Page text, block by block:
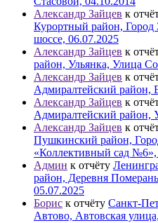
Александр Зайцев к
Курортный район, Город
шоссе, 06.07.2025
Александр Зайцев к
район, Ульянка, Улица
Александр Зайцев к
Адмиралтейский район,
Александр Зайцев к
Адмиралтейский район,
Александр Зайцев к
Пушкинский район,
«Коллективный сад
Админ к отчёту
район, Деревня
05.07.2025
Борис к отчёту Санкт-
Автово, Автовская